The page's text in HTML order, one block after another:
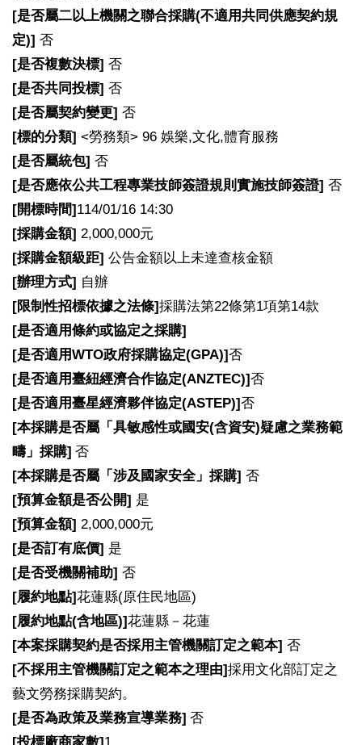
[是否屬二以上機關之聯合採購(不適用共同供應契約規
定)] 否
[是否複數決標] 否
[是否共同投標] 否
[是否屬契約變更] 否
[標的分類] <勞務類> 96 娛樂,文化,體育服務
[是否屬統包] 否
[是否應依公共工程專業技師簽證規則實施技師簽證] 否
[開標時間]114/01/16 14:30
[採購金額] 2,000,000元
[採購金額級距] 公告金額以上未達查核金額
[辦理方式] 自辦
[限制性招標依據之法條]採購法第22條第1項第14款
[是否適用條約或協定之採購]
[是否適用WTO政府採購協定(GPA)]否
[是否適用臺紐經濟合作協定(ANZTEC)]否
[是否適用臺星經濟夥伴協定(ASTEP)]否
[本採購是否屬「具敏感性或國安(含資安)疑慮之業務範
疇」採購] 否
[本採購是否屬「涉及國家安全」採購] 否
[預算金額是否公開] 是
[預算金額] 2,000,000元
[是否訂有底價] 是
[是否受機關補助] 否
[履約地點]花蓮縣(原住民地區)
[履約地點(含地區)]花蓮縣－花蓮
[本案採購契約是否採用主管機關訂定之範本] 否
[不採用主管機關訂定之範本之理由]採用文化部訂定之
藝文勞務採購契約。
[是否為政策及業務宣導業務] 否
[投標廠商家數]1